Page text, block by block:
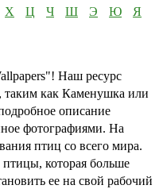
Х Ц Ч Ш Э Ю Я
Наш ресурс
как Каменушка или
описание
фотографиями. На
птиц со всего мира.
которая больше
ее на свой рабочий